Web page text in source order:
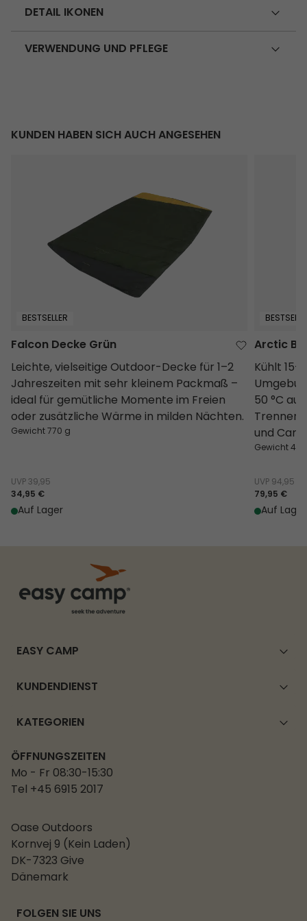
DETAIL IKONEN
VERWENDUNG UND PFLEGE
KUNDEN HABEN SICH AUCH ANGESEHEN
BESTSELLER
Falcon Decke Grün
Leichte, vielseitige Outdoor-Decke für 1–2
Jahreszeiten mit sehr kleinem Packmaß –
ideal für gemütliche Momente im Freien
oder zusätzliche Wärme in milden Nächten.
Gewicht 770 g
UVP 39,95
34,95 €
Auf Lager
Arctic
Kühlt
50 °C
Trenner
und
Gewicht 4.8
UVP 94,95
79,95 €
Auf Lager
EASY CAMP
KUNDENDIENST
KATEGORIEN
ÖFFNUNGSZEITEN
Mo - Fr 08:30-15:30
Tel +45 6915 2017
Oase Outdoors
Kornvej 9 (Kein Laden)
DK-7323 Give
Dänemark
FOLGEN SIE UNS